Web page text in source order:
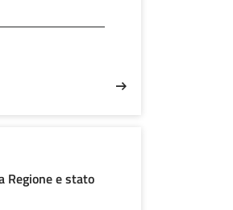
Regione e stato